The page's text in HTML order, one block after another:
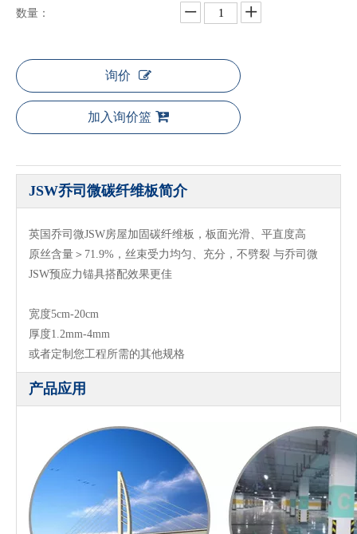
数量：
询价
加入询价篮
JSW乔司微碳纤维板简介
英国乔司微JSW房屋加固碳纤维板，板面光滑、平直度高
原丝含量＞71.9%，丝束受力均匀、充分，不劈裂 与乔司微
JSW预应力锚具搭配效果更佳
宽度5cm-20cm
厚度1.2mm-4mm
或者定制您工程所需的其他规格
产品应用